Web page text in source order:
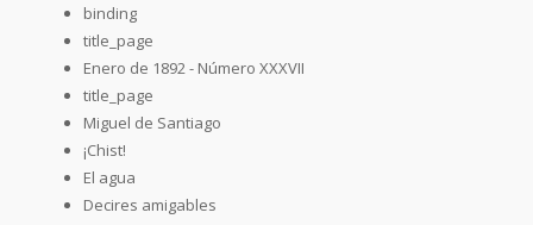
binding
title_page
Enero de 1892 - Número XXXVII
title_page
Miguel de Santiago
¡Chist!
El agua
Decires amigables